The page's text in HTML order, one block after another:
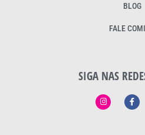
BLOG
FALE
SIGA NAS